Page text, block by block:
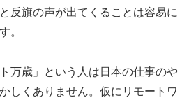
反旗の声が出てくることは容易に
。
万歳」という人は日本の仕事のや
しくありません。仮にリモートワ